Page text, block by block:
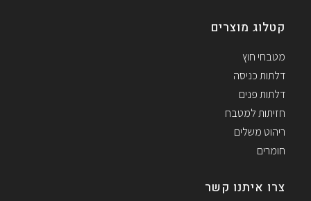
קטלוג מוצרים
מטבחי חוץ
דלתות כניסה
דלתות פנים
חזיתות למטבח
ריהוט משלים
חומרים
צרו איתנו קשר